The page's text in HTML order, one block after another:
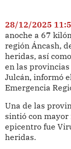
28/12/2025
anoche a 67
región Áncash,
heridas, así
en las
Julcán, informó
Emergencia
Una de las
sintió con
epicentro fue
heridas.